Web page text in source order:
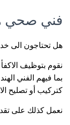
فني صحي
هل تحتاجون الى
نقوم بتوظيف
بما فيهم الفني
كتركيب أو تصليح
نعمل كذلك على